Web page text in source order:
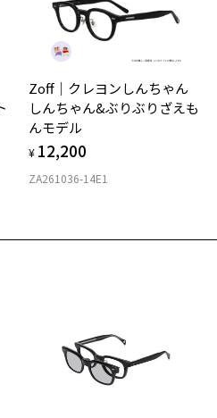
再入荷お知らせメールのお申し込み
再入荷お知らせメール」はZoffオンラインストア会
Zoff｜クレヨンしんちゃん
しんちゃん&ぶりぶりざえも
んモデル
¥ 12,200
ZA261036-14E1